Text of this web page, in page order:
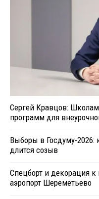
Сергей Кравцов:
программ для
Выборы в Госдуму-2026:
длится созыв
Спецборт и декорация
аэропорт Шереметьево